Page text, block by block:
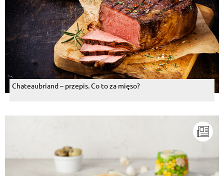
Chateaubriand – przepis. Co to za mięso?